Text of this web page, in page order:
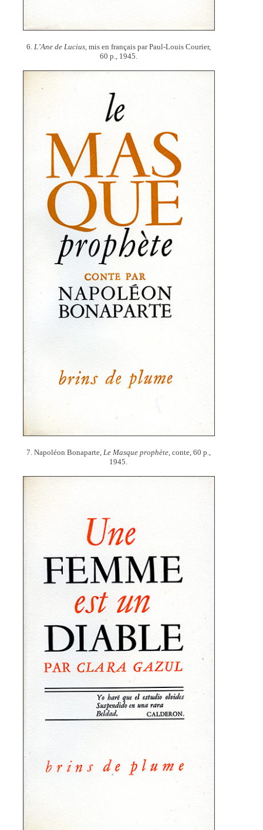
6. L’Ane de Lucius,mis en français par Paul-Louis Courier,
60 p., 1945.
7. Napoléon Bonaparte, Le Masque prophète, conte, 60 p.,
1945.